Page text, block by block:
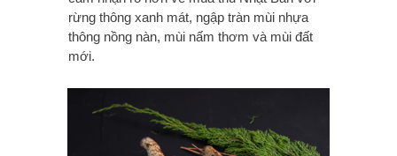
rừng thông xanh mát, ngập tràn mùi nhựa
thông nồng nàn, mùi nấm thơm và mùi đất
mới.